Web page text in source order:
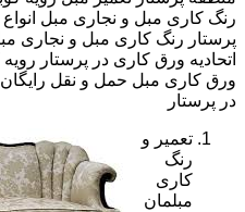
رنگ کاری مبل و نجاری مبل انواع
پرستار رنگ کاری مبل و نجاری
اتحادیه ورق کاری در پرستار
ورق کاری مبل حمل و نقل رایگان
در پرستار
تعمیر و
رنگ
کاری
مبلمان